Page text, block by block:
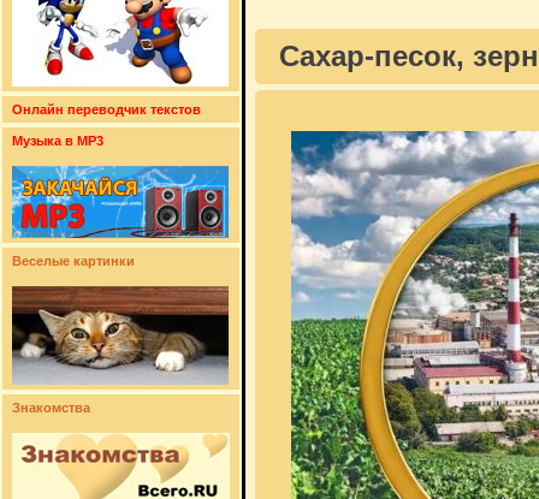
Онлайн переводчик текстов
Музыка в MP3
Веселые картинки
Знакомства
Сахар-песок,